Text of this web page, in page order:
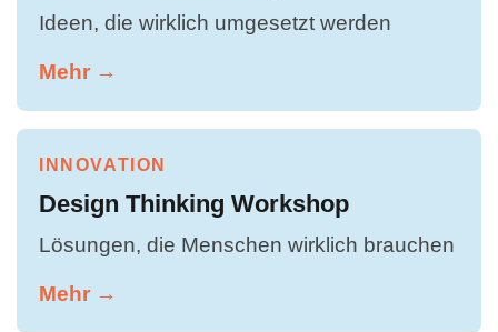
Ideen, die wirklich umgesetzt werden
Mehr →
INNOVATION
Design Thinking Workshop
Lösungen, die Menschen wirklich brauchen
Mehr →